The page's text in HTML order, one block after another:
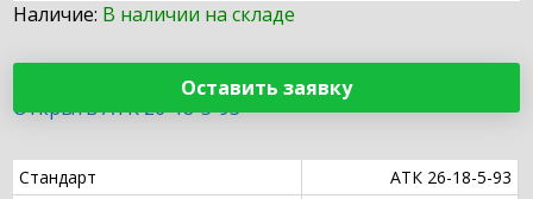
Наличие: В наличии на складе
Оставить заявку
Открыть АТК 26-18-5-93
Стандарт
АТК 26-18-5-93